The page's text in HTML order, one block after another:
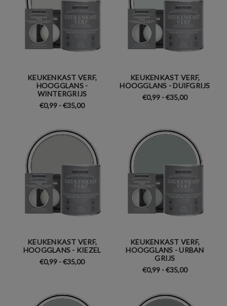
KEUKENKAST VERF,
HOOGGLANS -
WINTERGRIJS
€0,99 - €35,00
KEUKENKAST VERF,
HOOGGLANS - DUIFGRIJS
€0,99 - €35,00
KEUKENKAST VERF,
HOOGGLANS - KIEZEL
€0,99 - €35,00
KEUKENKAST VERF,
HOOGGLANS - URBAN
GRIJS
€0,99 - €35,00